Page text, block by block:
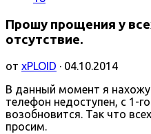
Прошу прощения у
отсутствие.
от xPLOID · 04.10.2014
В данный момент я
телефон недоступен, с 1-
возобновится. Так что
просим.